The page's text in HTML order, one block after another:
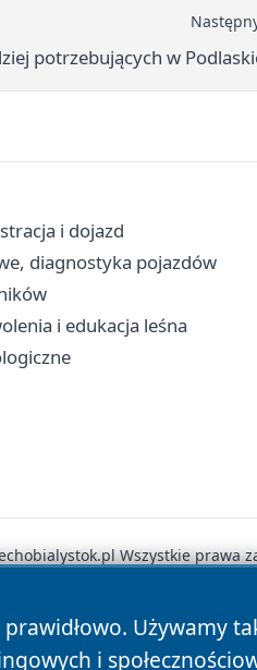
potrzebujących w
i dojazd
diagnostyka pojazdów
i edukacja leśna
prawidłowo.
i
Wszystkie prawa
Polityka Prywatności